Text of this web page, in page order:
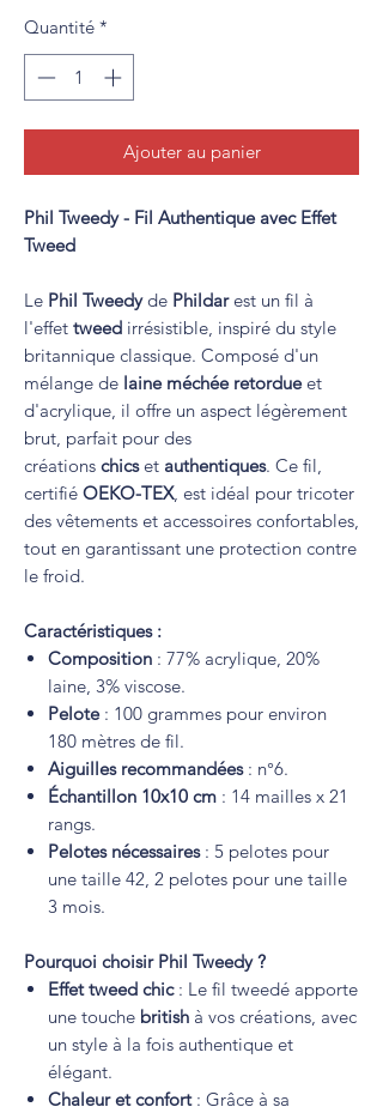
Quantité *
Ajouter au panier
Phil Tweedy - Fil Authentique avec Effet
Tweed
Le Phil Tweedyde Phildarest un fil à
l'effet tweed irrésistible, inspiré du style
britannique classique. Composé d'un
mélange de laine méchée retordueet
d'acrylique, il offre un aspect légèrement
brut, parfait pour des
créations chicset authentiques. Ce fil,
certifié OEKO-TEX, est idéal pour tricoter
des vêtements et accessoires confortables,
tout en garantissant une protection contre
le froid.
Caractéristiques :
Composition : 77% acrylique, 20%
laine, 3% viscose.
Pelote: 100 grammes pour environ
180 mètres de fil.
Aiguilles recommandées: n°6.
Échantillon 10x10 cm : 14 mailles x 21
rangs.
Pelotes nécessaires: 5 pelotes pour
une taille 42, 2 pelotes pour une taille
3 mois.
Pourquoi choisir Phil Tweedy ?
Effet tweed chic: Le fil tweedé apporte
une touche british à vos créations, avec
un style à la fois authentique et
élégant.
Chaleur et confort: Grâce à sa